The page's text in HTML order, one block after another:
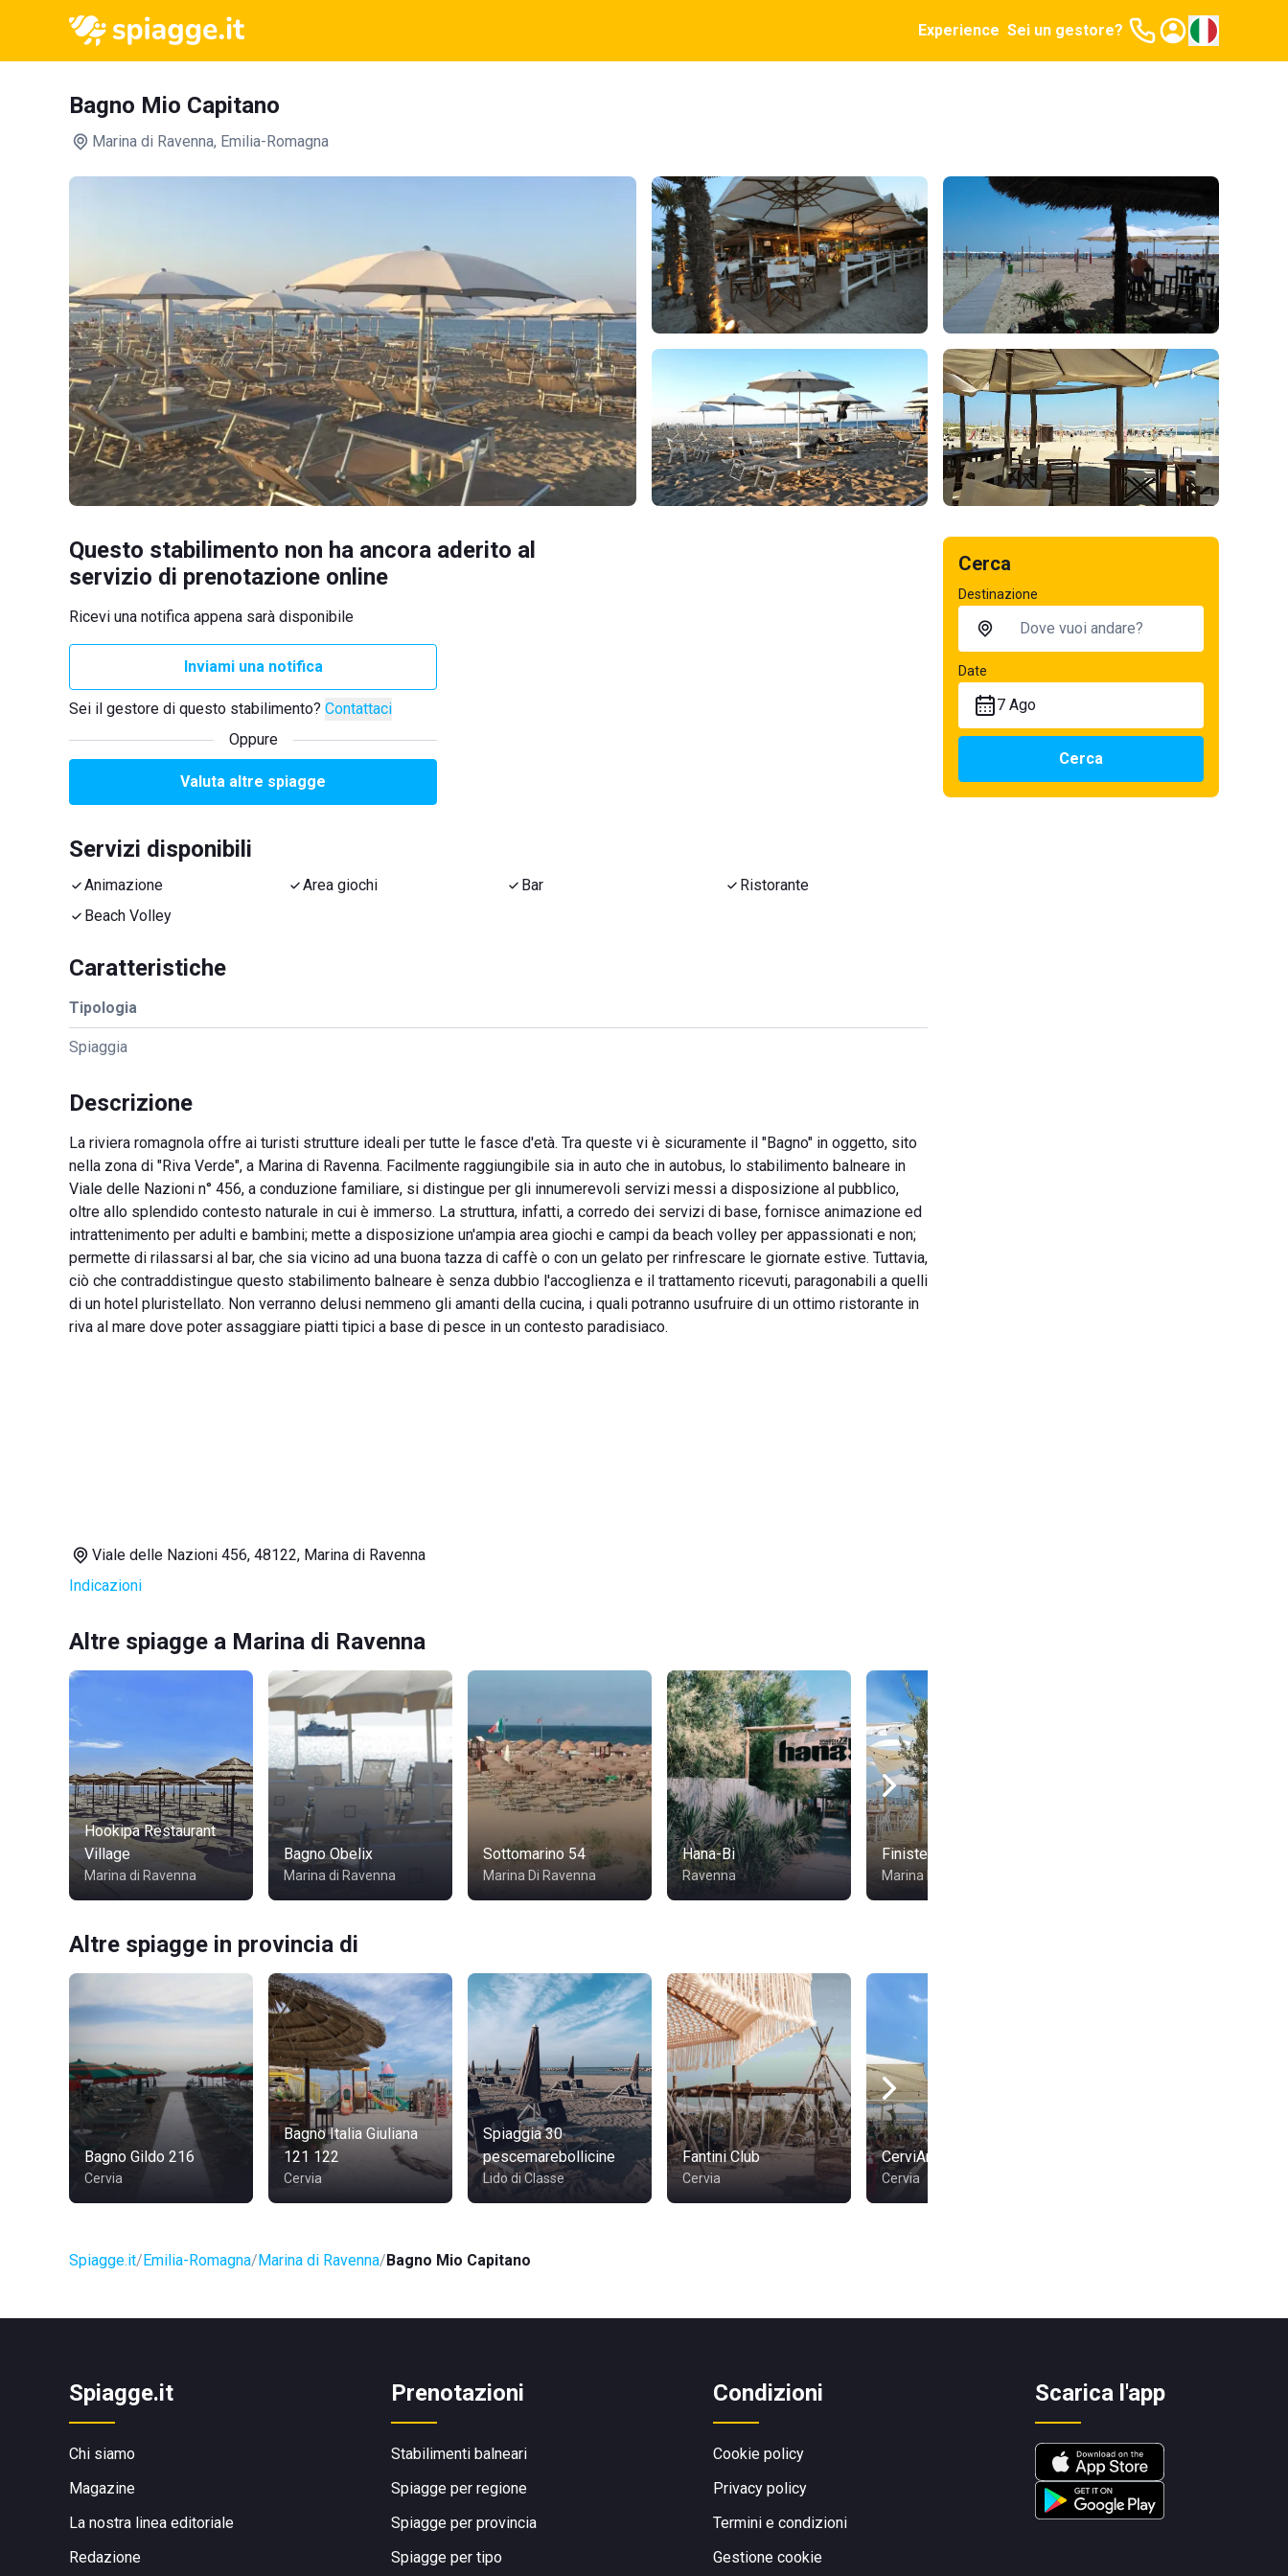
Experience Sei un gestore?
Bagno Mio Capitano
Marina di Ravenna, Emilia-Romagna
Questo stabilimento non ha ancora aderito al
servizio di prenotazione online
Ricevi una notifica appena sarà disponibile
Inviami una notifica
Sei il gestore di questo stabilimento? Contattaci
Oppure
Valuta altre spiagge
Servizi disponibili
Animazione Area giochi Bar
Ristorante
Beach Volley
Caratteristiche
Tipologia
Spiaggia
Descrizione
La riviera romagnola offre ai turisti strutture ideali per tutte le fasce d'età. Tra queste vi è sicuramente il "Bagno" in oggetto, sito
nella zona di "Riva Verde", a Marina di Ravenna. Facilmente raggiungibile sia in auto che in autobus, lo stabilimento balneare in
Viale delle Nazioni n° 456, a conduzione familiare, si distingue per gli innumerevoli servizi messi a disposizione al pubblico,
oltre allo splendido contesto naturale in cui è immerso. La struttura, infatti, a corredo dei servizi di base, fornisce animazione ed
intrattenimento per adulti e bambini; mette a disposizione un'ampia area giochi e campi da beach volley per appassionati e non;
permette di rilassarsi al bar, che sia vicino ad una buona tazza di caffè o con un gelato per rinfrescare le giornate estive. Tuttavia,
ciò che contraddistingue questo stabilimento balneare è senza dubbio l'accoglienza e il trattamento ricevuti, paragonabili a quelli
di un hotel pluristellato. Non verranno delusi nemmeno gli amanti della cucina, i quali potranno usufruire di un ottimo ristorante in
riva al mare dove poter assaggiare piatti tipici a base di pesce in un contesto paradisiaco.
Viale delle Nazioni 456, 48122, Marina di Ravenna
Indicazioni
Altre spiagge a Marina di Ravenna
Hookipa Restaurant
Village
Marina di Ravenna
Bagno Obelix
Marina di Ravenna
Sottomarino 54
Marina Di Ravenna
Hana-Bi
Ravenna
Finisterre Beach
Marina Di Ravenna
Altre spiagge in provincia di
Bagno Gildo 216
Cervia
Bagno Italia Giuliana
121 122
Cervia
Spiaggia 30
pescemarebollicine
Lido di Classe
Fantini Club
Cervia
CerviAmare
Cervia
Spiagge.it Emilia-Romagna Marina di Ravenna Bagno Mio Capitano
Cerca
Destinazione
Date
7 Ago
Cerca
Spiagge.it
Chi siamo
Magazine
La nostra linea editoriale
Redazione
Prenotazioni
Stabilimenti balneari
Spiagge per regione
Spiagge per provincia
Spiagge per tipo
Condizioni
Cookie policy
Privacy policy
Termini e condizioni
Gestione cookie
Scarica l'app